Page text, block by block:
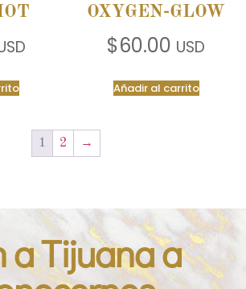
OXYGEN-GLOW
$60.00 USD
Añadir al carrito
1 2 →
a Tijuana a